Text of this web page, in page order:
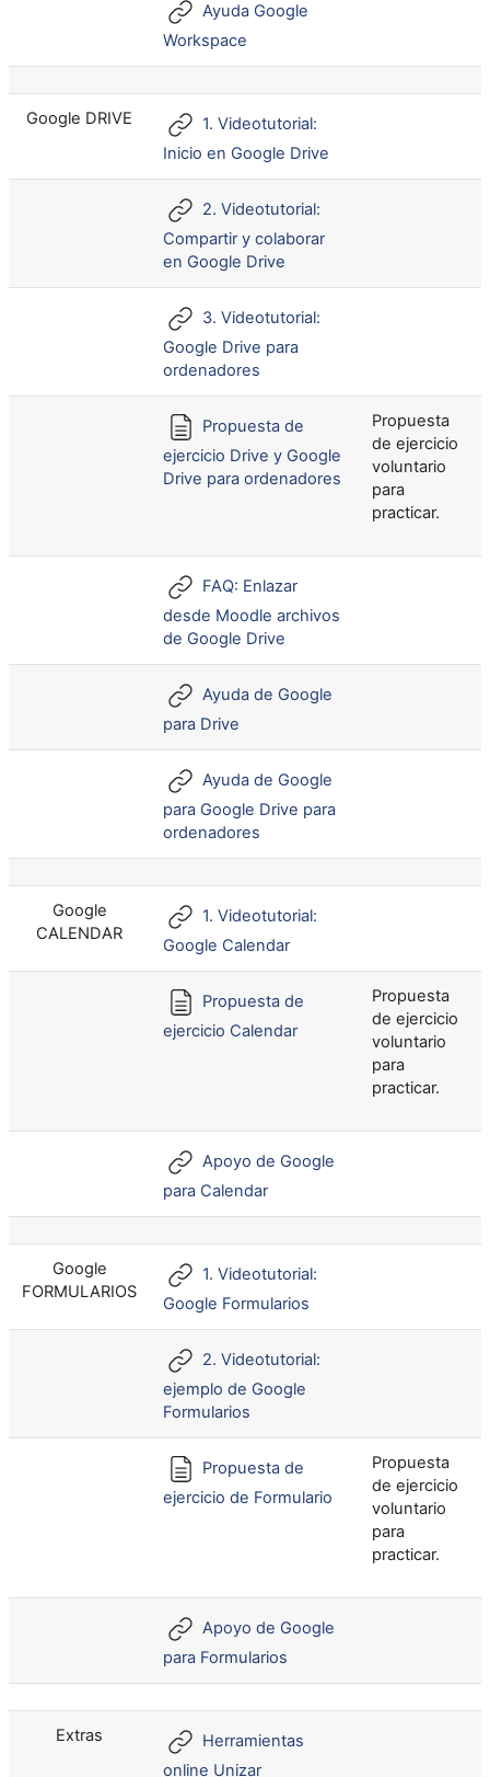
Ayuda Google
Workspace
Google DRIVE
1. Videotutorial:
Inicio en Google Drive
2. Videotutorial:
Compartir y colaborar
en Google Drive
3. Videotutorial:
Google Drive para
ordenadores
Propuesta de
ejercicio Drive y Google
Drive para ordenadores
Propuesta
de ejercicio
voluntario
para
practicar.
FAQ: Enlazar
desde Moodle archivos
de Google Drive
Ayuda de Google
para Drive
Ayuda de Google
para Google Drive para
ordenadores
Google
CALENDAR
1. Videotutorial:
Google Calendar
Propuesta de
ejercicio Calendar
Propuesta
de ejercicio
voluntario
para
practicar.
Apoyo de Google
para Calendar
Google
FORMULARIOS
1. Videotutorial:
Google Formularios
2. Videotutorial:
ejemplo de Google
Formularios
Propuesta de
ejercicio de Formulario
Propuesta
de ejercicio
voluntario
para
practicar.
Apoyo de Google
para Formularios
Extras
Herramientas
online Unizar